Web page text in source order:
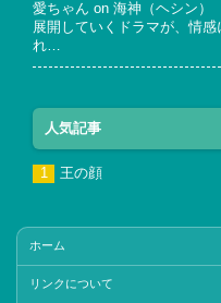
愛ちゃん on 海神（ヘシン）
展開していくドラマが、情
れ…
人気記事
王の顔
ホーム
リンクについて